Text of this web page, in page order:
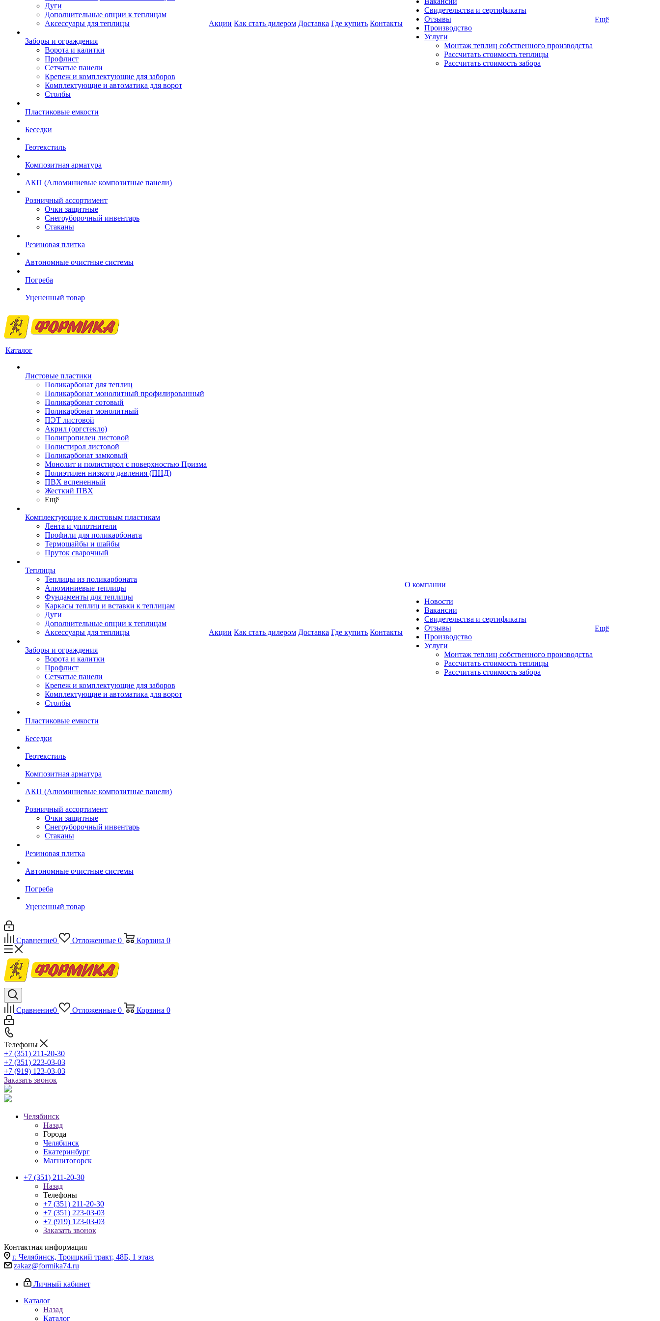
Дуги
Дополнительные опции к теплицам
Аксессуары для теплицы
Заборы и ограждения
Ворота и калитки
Профлист
Сетчатые панели
Крепеж и комплектующие для заборов
Комплектующие и автоматика для ворот
Столбы
Пластиковые емкости
Беседки
Геотекстиль
Композитная арматура
АКП (Алюминиевые композитные панели)
Розничный ассортимент
Очки защитные
Снегоуборочный инвентарь
Стаканы
Резиновая плитка
Автономные очистные системы
Погреба
Уцененный товар
Акции Как стать дилером Доставка Где купить Контакты
Свидетельства и сертификаты
Отзывы
Производство
Услуги
Монтаж теплиц собственного производства
Рассчитать стоимость теплицы
Рассчитать стоимость забора
Ещё
Каталог
Листовые пластики
Поликарбонат для теплиц
Поликарбонат монолитный профилированный
Поликарбонат сотовый
Поликарбонат монолитный
ПЭТ листовой
Акрил (оргстекло)
Полипропилен листовой
Полистирол листовой
Поликарбонат замковый
Монолит и полистирол с поверхностью Призма
Полиэтилен низкого давления (ПНД)
ПВХ вспененный
Жесткий ПВХ
Ещё
Комплектующие к листовым пластикам
Лента и уплотнители
Профили для поликарбоната
Термошайбы и шайбы
Пруток сварочный
Теплицы
Теплицы из поликарбоната
Алюминиевые теплицы
Фундаменты для теплицы
Каркасы теплиц и вставки к теплицам
Дуги
Дополнительные опции к теплицам
Аксессуары для теплицы
Заборы и ограждения
Ворота и калитки
Профлист
Сетчатые панели
Крепеж и комплектующие для заборов
Комплектующие и автоматика для ворот
Столбы
Пластиковые емкости
Беседки
Геотекстиль
Композитная арматура
АКП (Алюминиевые композитные панели)
Розничный ассортимент
Очки защитные
Снегоуборочный инвентарь
Стаканы
Резиновая плитка
Автономные очистные системы
Погреба
Уцененный товар
Акции Как стать дилером Доставка Где купить Контакты
О компании
Новости
Вакансии
Свидетельства и сертификаты
Отзывы
Производство
Услуги
Монтаж теплиц собственного производства
Рассчитать стоимость теплицы
Рассчитать стоимость забора
Ещё
Сравнение0 Отложенные 0 Корзина 0
Сравнение0 Отложенные 0 Корзина 0
Телефоны
+7 (351) 211-20-30
+7 (351) 223-03-03
+7 (919) 123-03-03
Заказать звонок
Челябинск
Назад
Города
Челябинск
Екатеринбург
Магнитогорск
+7 (351) 211-20-30
Назад
Телефоны
+7 (351) 211-20-30
+7 (351) 223-03-03
+7 (919) 123-03-03
Заказать звонок
Контактная информация
г. Челябинск, Троицкий тракт, 48Б, 1 этаж
zakaz@formika74.ru
Личный кабинет
Каталог
Назад
Каталог